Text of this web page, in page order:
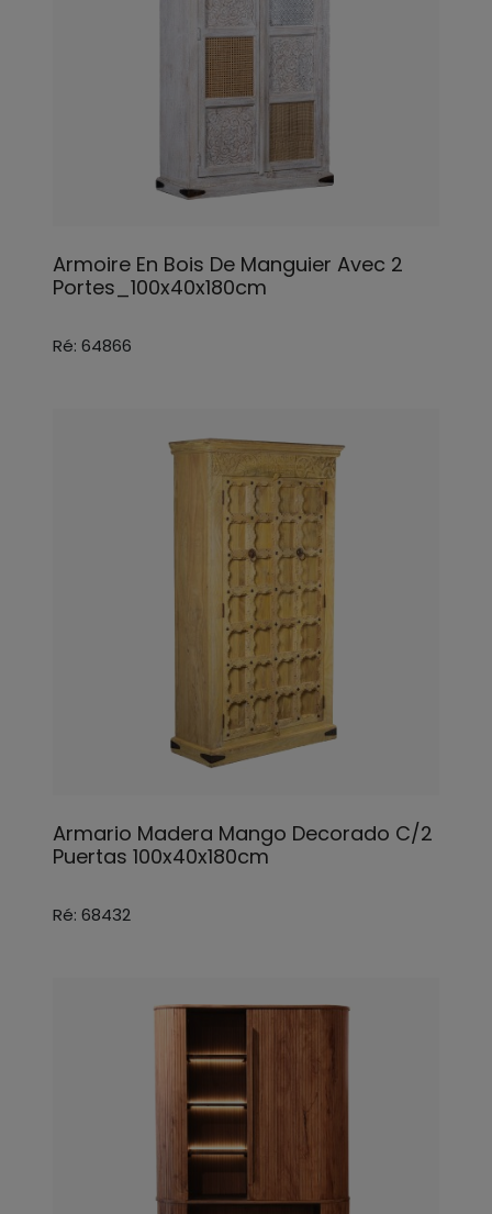
Armoire En Bois De Manguier Avec 2
Portes_100x40x180cm
Ré: 64866
Armario Madera Mango Decorado C/2
Puertas 100x40x180cm
Ré: 68432